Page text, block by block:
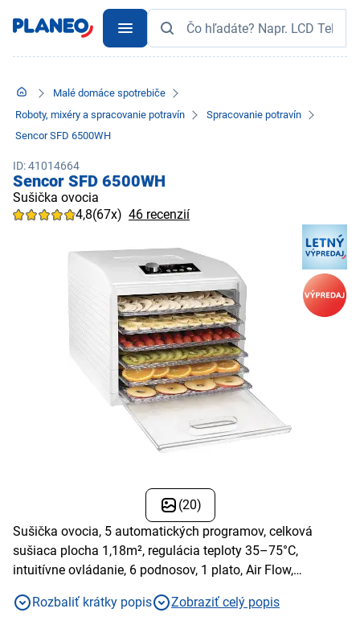
Malé domáce spotrebiče
Roboty, mixéry a spracovanie potravín
Spracovanie potravín
Sencor SFD 6500WH
ID: 41014664
Sencor SFD 6500WH
Sušička ovocia
4,8(67x) 46 recenzií
(20)
Sušička ovocia, 5 automatických programov, celková
sušiaca plocha 1,18m², regulácia teploty 35–75°C,
intuitívne ovládanie, 6 podnosov, 1 plato, Air Flow,
500WRozbaliť krátky popis Zobraziť celý popis